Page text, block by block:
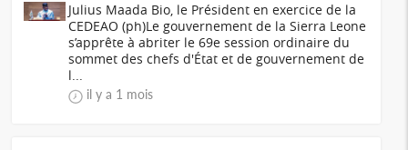
Julius Maada Bio, le Président en exercice de la
CEDEAO (ph)Le gouvernement de la Sierra Leone
s’apprête à abriter le 69e session ordinaire du
sommet des chefs d'État et de gouvernement de
l...
il y a 1 mois